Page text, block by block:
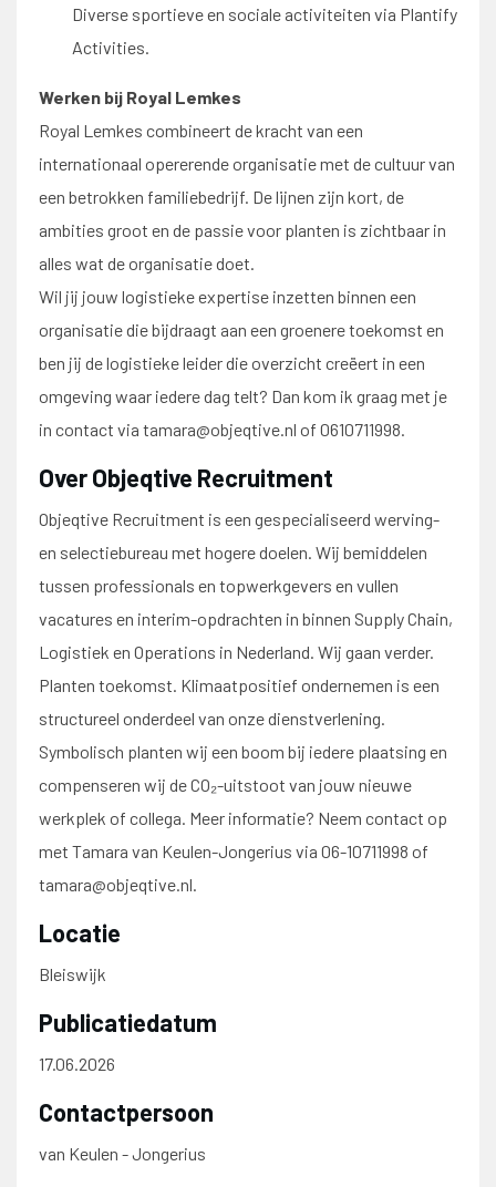
Diverse sportieve en sociale activiteiten via Plantify
Activities.
Werken bij Royal Lemkes
Royal Lemkes combineert de kracht van een
internationaal opererende organisatie met de cultuur van
een betrokken familiebedrijf. De lijnen zijn kort, de
ambities groot en de passie voor planten is zichtbaar in
alles wat de organisatie doet.
Wil jij jouw logistieke expertise inzetten binnen een
organisatie die bijdraagt aan een groenere toekomst en
ben jij de logistieke leider die overzicht creëert in een
omgeving waar iedere dag telt? Dan kom ik graag met je
in contact via tamara@objeqtive.nl of 0610711998.
Over Objeqtive Recruitment
Objeqtive Recruitment is een gespecialiseerd werving-
en selectiebureau met hogere doelen. Wij bemiddelen
tussen professionals en topwerkgevers en vullen
vacatures en interim-opdrachten in binnen Supply Chain,
Logistiek en Operations in Nederland. Wij gaan verder.
Planten toekomst. Klimaatpositief ondernemen is een
structureel onderdeel van onze dienstverlening.
Symbolisch planten wij een boom bij iedere plaatsing en
compenseren wij de CO₂-uitstoot van jouw nieuwe
werkplek of collega. Meer informatie? Neem contact op
met Tamara van Keulen-Jongerius via 06-10711998 of
tamara@objeqtive.nl.
Locatie
Bleiswijk
Publicatiedatum
17.06.2026
Contactpersoon
van Keulen - Jongerius